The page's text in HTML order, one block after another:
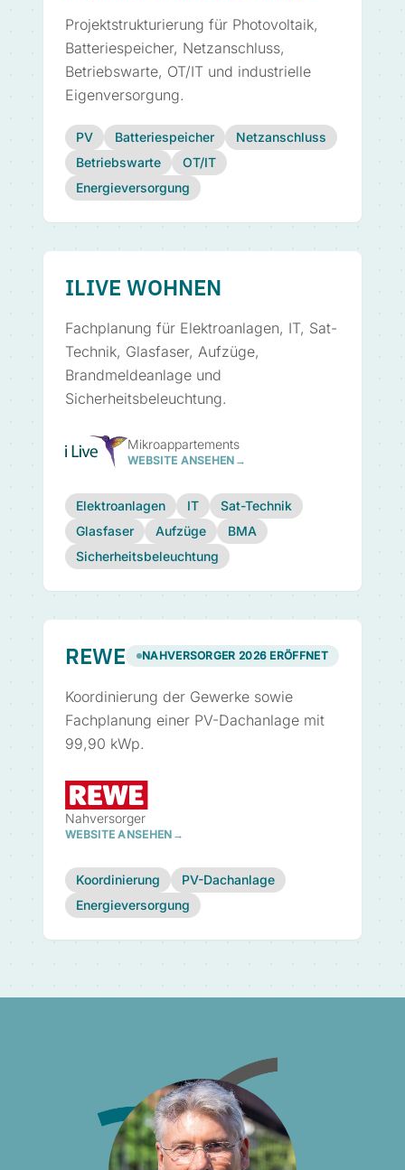
Projektstrukturierung für Photovoltaik,
Batteriespeicher, Netzanschluss,
Betriebswarte, OT/IT und industrielle
Eigenversorgung.
PV Batteriespeicher
Netzanschluss
Betriebswarte
OT/IT
Energieversorgung
ILIVE WOHNEN
Fachplanung für Elektroanlagen, IT, Sat-
Technik, Glasfaser, Aufzüge,
Brandmeldeanlage und
Sicherheitsbeleuchtung.
Mikroappartements
WEBSITE ANSEHEN →
Elektroanlagen IT
Sat-Technik
Glasfaser
Aufzüge
BMA
Sicherheitsbeleuchtung
REWE NAHVERSORGER 2026 ERÖFFNET
Koordinierung der Gewerke sowie
Fachplanung einer PV-Dachanlage mit
99,90 kWp.
Nahversorger
WEBSITE ANSEHEN →
Koordinierung
PV-Dachanlage
Energieversorgung